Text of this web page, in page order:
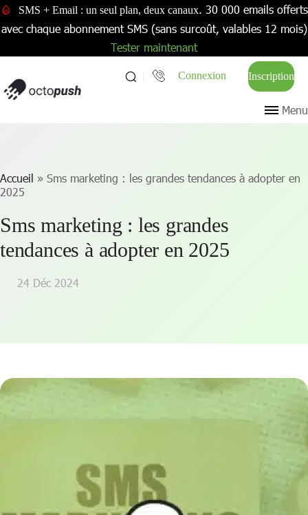
SMS + Email : un seul plan, deux canaux. 30 000 emails offerts
avec chaque abonnement SMS (sans surcoût, valables 12 mois)
Tester maintenant
Connexion Inscription
Menu
Accueil » Sms marketing : les grandes tendances à adopter en
2025
Sms marketing : les grandes
tendances à adopter en 2025
24 Déc 2024